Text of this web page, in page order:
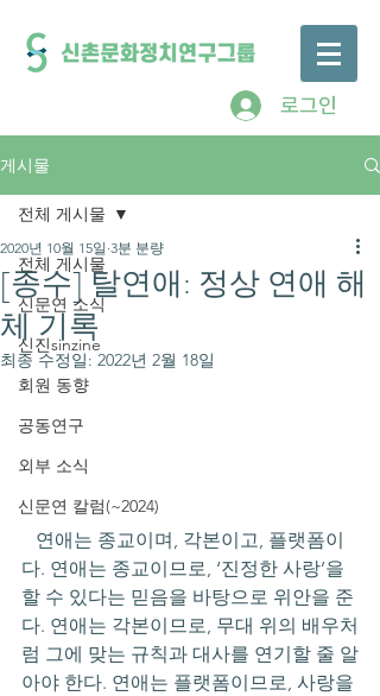
로그인
게시물
전체 게시물
신문연 소식
신진sinzine
회원 동향
공동연구
외부 소식
신문연 칼럼(~2024)
전체 게시물
[종수] 탈연애: 정상 연애 해
체 기록
2020년 10월 15일 3분 분량
최종 수정일: 2022년 2월 18일
다. 연애는 종교이므로, ‘진정한 사랑’을
할 수 있다는 믿음을 바탕으로 위안을 준
다. 연애는 각본이므로, 무대 위의 배우처
럼 그에 맞는 규칙과 대사를 연기할 줄 알
아야 한다. 연애는 플랫폼이므로, 사랑을